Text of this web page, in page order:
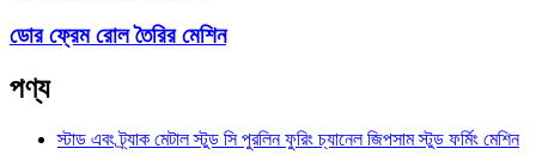
ডোর ফ্রেম রোল তৈরির মেশিন
পণ্য
স্টাড এবং ট্র্যাক মেটাল স্টুড সি পুরলিন ফুরিং চ্যানেল জিপসাম স্টুড ফর্মিং মেশিন